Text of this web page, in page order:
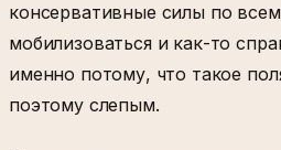
консервативные силы по
мобилизоваться и как-то
именно потому, что такое
поэтому слепым.